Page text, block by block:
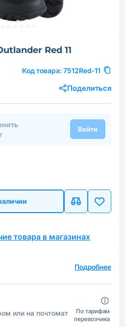
Red 11
Код товара: 7512Red-11
Поделиться
Войти
товара в магазинах
Подробнее
или на почтомат
По тарифам
перевозчика